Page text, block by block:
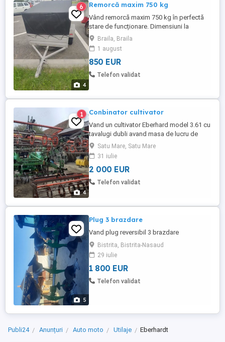
4
6 Remorcă maxim 750 kg
Vând remorcă maxim 750 kg în perfectă
stare de funcționare. Dimensiuni la
interior: lungime 1,55cm, lățime: 1,10cm,
înălțime:86cm. Este adusă din Spania
înmatriculată în România. Preț ușor
negociabil.
Braila, Braila
1 august
850 EUR
Telefon validat
4
1 Conbinator cultivator
Vand un cultivator Eberhard model 3.61 cu
tavalugi dubli avand masa de lucru de
3.6m si pliere hidraulica
Satu Mare, Satu Mare
31 iulie
2 000 EUR
Telefon validat
5
Plug 3 brazdare
Vand plug reversibil 3 brazdare
Bistrita, Bistrita-Nasaud
29 iulie
1 800 EUR
Telefon validat
Publi24 Anunțuri Auto moto Utilaje Eberhardt